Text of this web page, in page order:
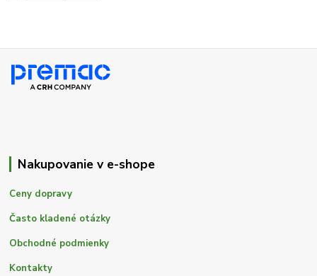
Nakupovanie v e-shope
Ceny dopravy
Často kladené otázky
Obchodné podmienky
Kontakty